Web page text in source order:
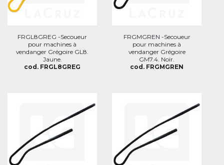
FRGL8GREG -Secoueur
pour machines à
vendanger Grégoire GL8.
Jaune.
cod. FRGL8GREG
FRGMGREN -Secoueur
pour machines à
vendanger Grégoire
GM7.4. Noir.
cod. FRGMGREN